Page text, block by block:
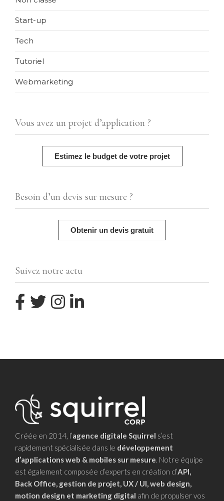
Start-up
Tech
Tutoriel
Webmarketing
Vous avez un projet d’application ?
Estimez le budget de votre projet
Besoin d’un devis sur mesure ?
Obtenir un devis gratuit
Suivez notre actu
Créée en 2014, l’agence digitale Squirrel s’est
rapidement spécialisée dans le développement
d’applications web & mobiles sur mesure. Notre équipe
est également composée d’experts en création d’API,
Back Office, gestion de projet, UX / UI, web design,
motion design et marketing digital afin de propulser vos